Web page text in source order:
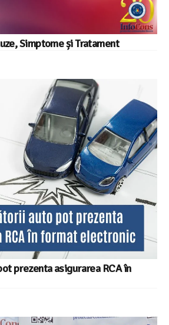
Simptome și Tratament
prezenta asigurarea RCA în